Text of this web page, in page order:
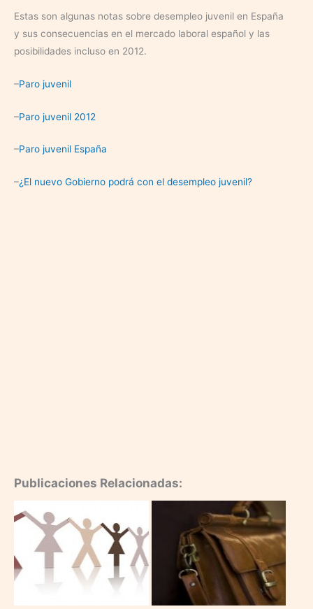
Estas son algunas notas sobre desempleo juvenil en España
y sus consecuencias en el mercado laboral español y las
posibilidades incluso en 2012.
–Paro juvenil
–Paro juvenil 2012
–Paro juvenil España
–¿El nuevo Gobierno podrá con el desempleo juvenil?
Publicaciones Relacionadas: